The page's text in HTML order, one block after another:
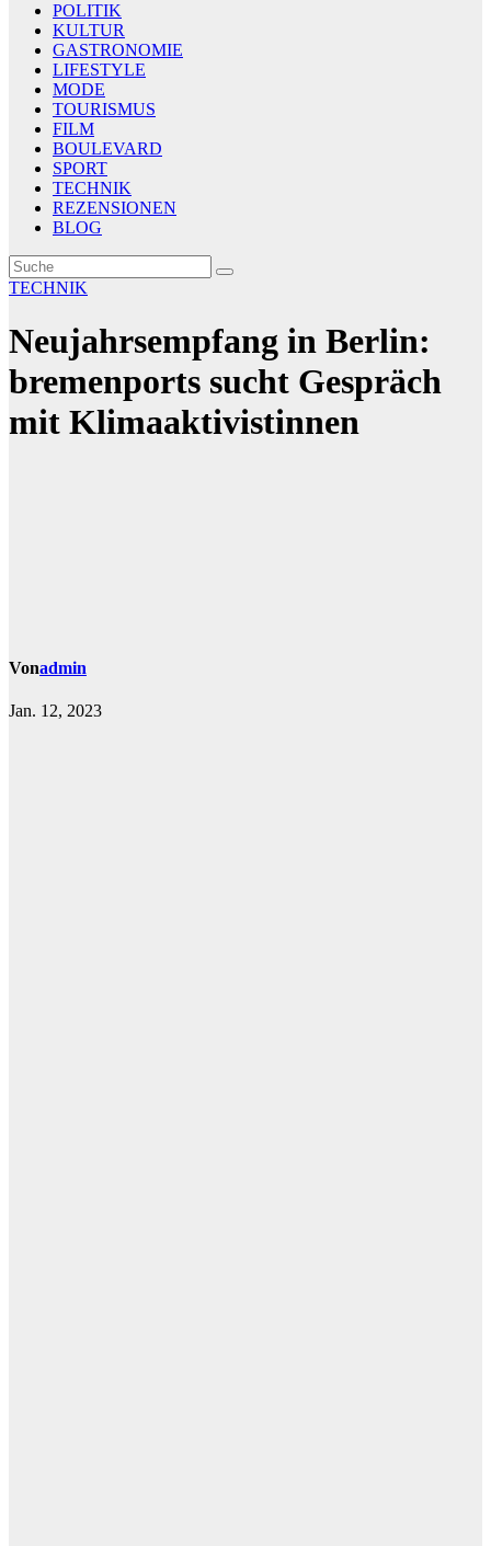
POLITIK
KULTUR
GASTRONOMIE
LIFESTYLE
MODE
TOURISMUS
FILM
BOULEVARD
SPORT
TECHNIK
REZENSIONEN
BLOG
TECHNIK
Neujahrsempfang in Berlin:
bremenports sucht Gespräch
mit Klimaaktivistinnen
Vonadmin
Jan. 12, 2023